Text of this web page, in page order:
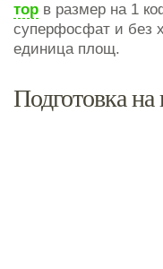
тор в размер на 1
суперфосфат и без
единица площ.
Подготовка на